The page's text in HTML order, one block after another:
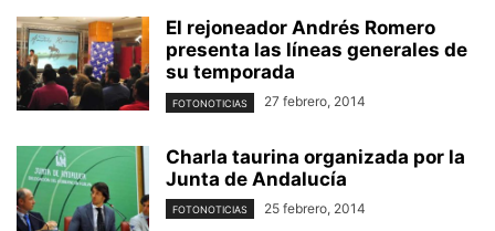
El rejoneador Andrés Romero
presenta las líneas generales de
su temporada
FOTONOTICIAS 27 febrero, 2014
Charla taurina organizada por la
Junta de Andalucía
FOTONOTICIAS 25 febrero, 2014